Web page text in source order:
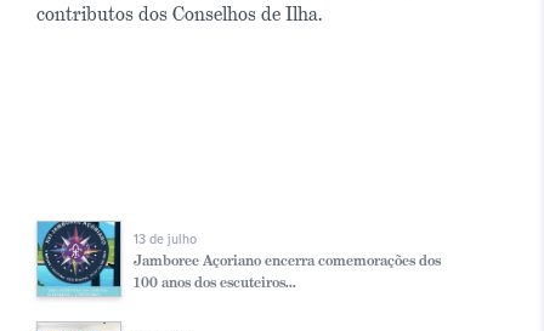
contributos dos Conselhos de Ilha.
13 de julho
Jamboree Açoriano encerra comemorações dos
100 anos dos escuteiros...